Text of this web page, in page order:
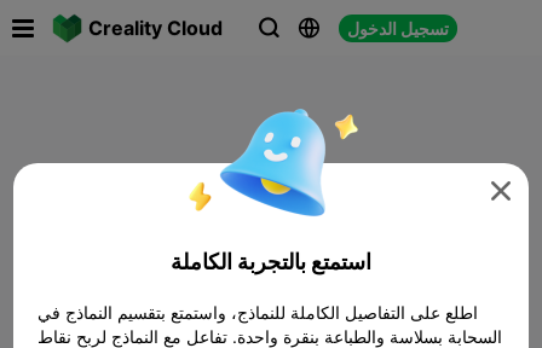
Creality Cloud   تسجيل الدخول

استمتع بالتجربة الكاملة
اطلع على التفاصيل الكاملة للنماذج، واستمتع بتقسيم النماذج في
السحابة بسلاسة والطباعة بنقرة واحدة. تفاعل مع النماذج لربح نقاط